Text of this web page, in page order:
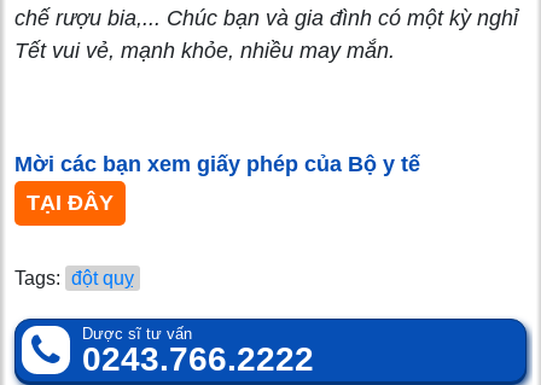
chế rượu bia,... Chúc bạn và gia đình có một kỳ nghỉ
Tết vui vẻ, mạnh khỏe, nhiều may mắn.
Mời các bạn xem giấy phép của Bộ y tế
TẠI ĐÂY
Tags: đột quỵ
Dược sĩ tư vấn
0243.766.2222